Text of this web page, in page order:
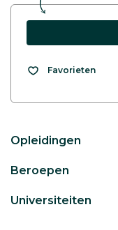
Favorieten
Opleidingen
Beroepen
Universiteiten